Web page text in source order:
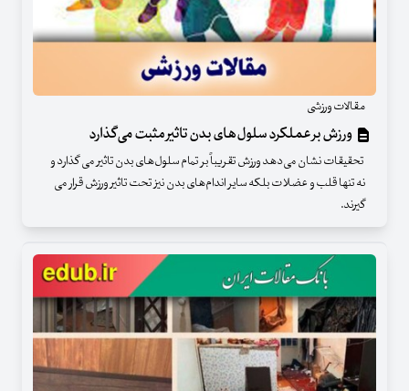
مقالات ورزشی
ورزش بر عملکرد سلول‌های بدن تاثیر مثبت می‌گذارد
تحقیقات نشان می‌دهد ورزش تقریباً بر تمام سلول‌های بدن تاثیر می گذارد و
نه تنها قلب و عضلات بلکه سایر اندام‌های بدن نیز تحت تاثیر ورزش قرار می
گیرند.